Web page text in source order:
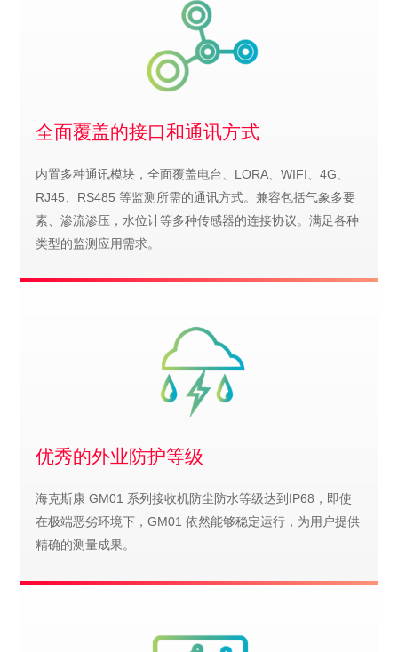
全面覆盖的接口和通讯方式
内置多种通讯模块，全面覆盖电台、LORA、WIFI、4G、
RJ45、RS485 等监测所需的通讯方式。兼容包括气象多要
素、渗流渗压，水位计等多种传感器的连接协议。满足各种
类型的监测应用需求。
优秀的外业防护等级
海克斯康 GM01 系列接收机防尘防水等级达到IP68，即使
在极端恶劣环境下，GM01 依然能够稳定运行，为用户提供
精确的测量成果。